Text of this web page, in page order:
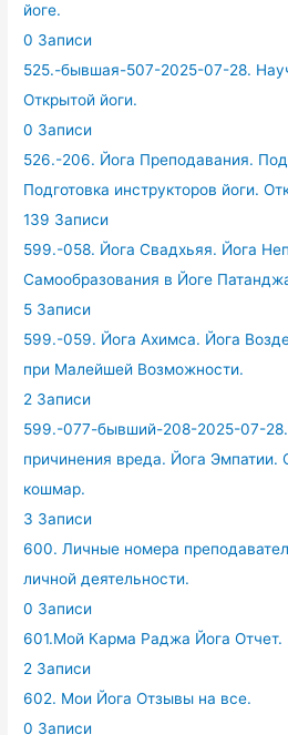
йоге.
0 Записи
525.-бывшая-507-2025-07-28.
Открытой йоги.
0 Записи
526.-206. Йога Преподавания.
Подготовка инструкторов йоги.
139 Записи
599.-058. Йога Свадхьяя. Йога
Самообразования в Йоге
5 Записи
599.-059. Йога Ахимса. Йога
при Малейшей Возможности.
2 Записи
599.-077-бывший-208-2025-07-
причинения вреда. Йога Эмпатии.
кошмар.
3 Записи
600. Личные номера
личной деятельности.
0 Записи
601.Мой Карма Раджа Йога Отчет.
2 Записи
602. Мои Йога Отзывы на все.
0 Записи